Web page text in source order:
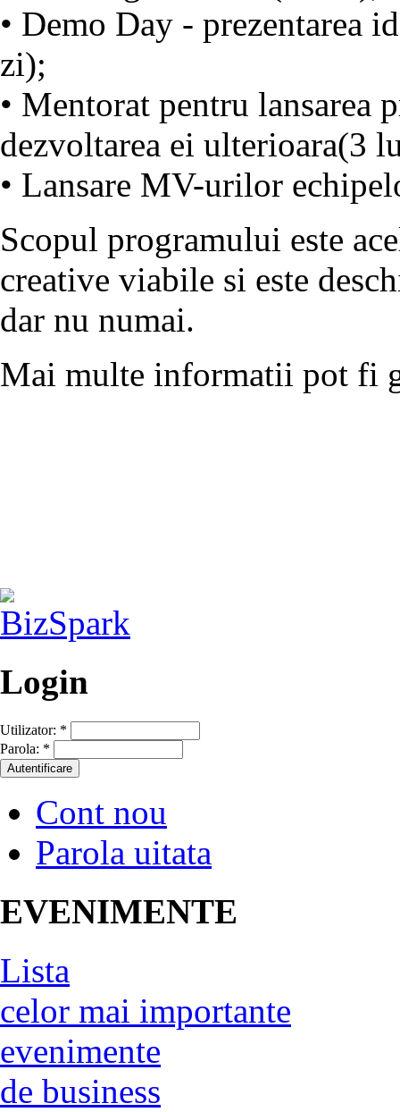
• Demo Day - prezentarea
zi);
• Mentorat pentru lansarea
dezvoltarea ei ulterioara(3
• Lansare MV-urilor
Scopul programului este
creative viabile si este
dar nu numai.
Mai multe informatii pot fi
Login
Utilizator: *
Parola: *
Cont nou
Parola uitata
EVENIMENTE
Lista
celor mai importante
evenimente
de business